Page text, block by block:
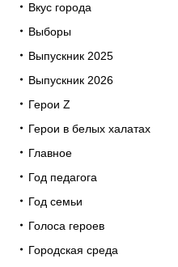
Вкус города
Выборы
Выпускник 2025
Выпускник 2026
Герои Z
Герои в белых халатах
Главное
Год педагога
Год семьи
Голоса героев
Городская среда